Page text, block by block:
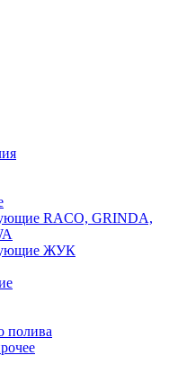
RACO, GRINDA,
ЖУК
полива